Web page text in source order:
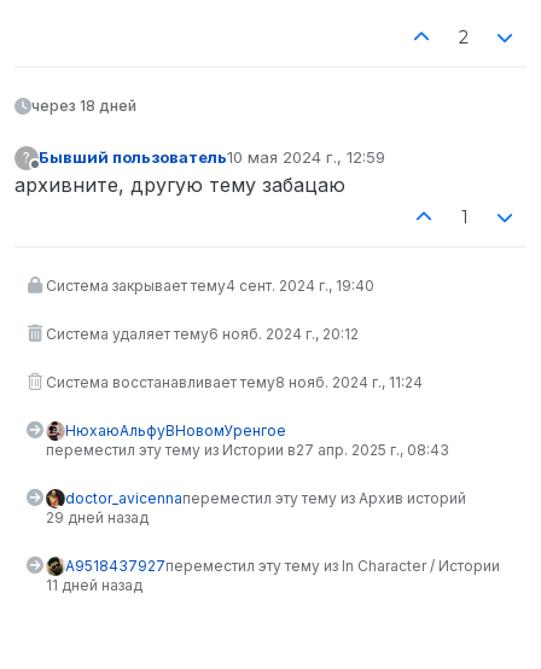
2
через 18 дней
? Бывший пользователь10 мая 2024 г., 12:59
отредактировано
архивните, другую тему забацаю
1
Система закрывает тему4 сент. 2024 г., 19:40
Система удаляет тему6 нояб. 2024 г., 20:12
Система восстанавливает тему8 нояб. 2024 г., 11:24
НюхаюАльфуВНовомУренгое
переместил эту тему из Истории в27 апр. 2025 г., 08:43
doctor_avicennaпереместил эту тему из Архив историй
29 дней назад
A9518437927переместил эту тему из In Character / Истории
11 дней назад